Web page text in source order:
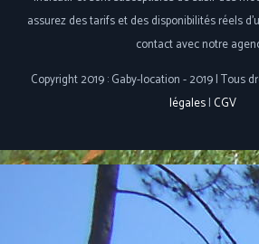
assurez des tarifs et des disponibilités réels
contact avec notre
Copyright 2019 : Gaby-location - 2019 | Tous
légales| CGV